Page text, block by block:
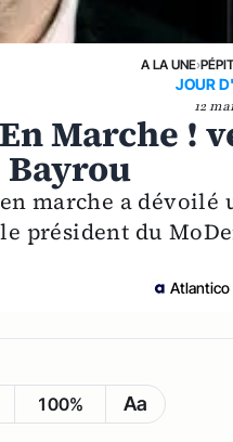
A LA UNE›
JOUR
12
Marche !
Bayrou
marche a
président du
Atlantico
100% Aa